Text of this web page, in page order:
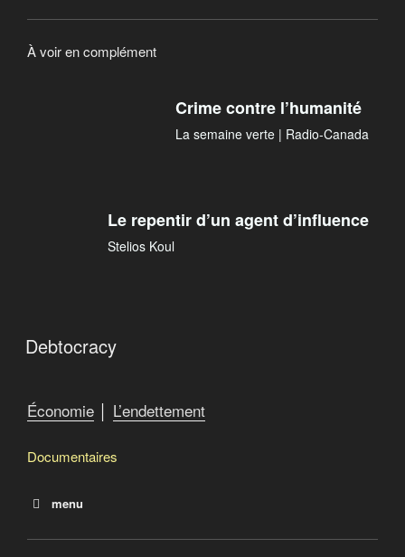
À voir en complément
Crime contre l’humanité
La semaine verte | Radio-Canada
Le repentir d’un agent d’influence
Stelios Koul
Debtocracy
Économie │ L’endettement
Documentaires
menu